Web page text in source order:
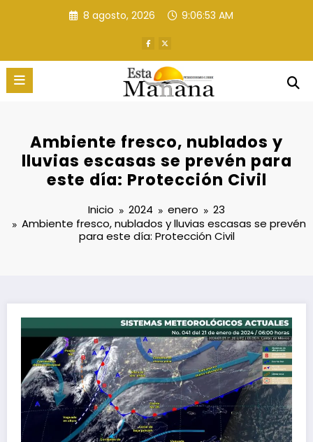
8 agosto, 2026 9:06:53 AM
Ambiente fresco, nublados y
lluvias escasas se prevén para
este día: Protección Civil
Inicio 2024 enero
23
Ambiente fresco, nublados y lluvias escasas se prevén
para este día: Protección Civil